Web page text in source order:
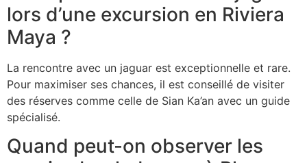
lors d’une excursion en Riviera
Maya ?
La rencontre avec un jaguar est exceptionnelle et rare.
Pour maximiser ses chances, il est conseillé de visiter
des réserves comme celle de Sian Ka’an avec un guide
spécialisé.
Quand peut-on observer les